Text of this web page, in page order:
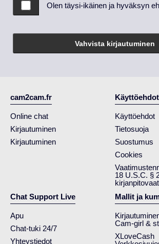
Olen täysi-ikäinen ja hyväksyn
Vahvista kirjautuminen
cam2cam.fr
Online chat
Kirjautuminen
Kirjautuminen
Käyttöehdot
Tietosuoja
Suostumus
Cookies
18 U.S.C. §
Chat Support Live
Apu
Chat-tuki 24/7
Yhteystiedot
Mallit ja
Cam-girl &
XLoveCash